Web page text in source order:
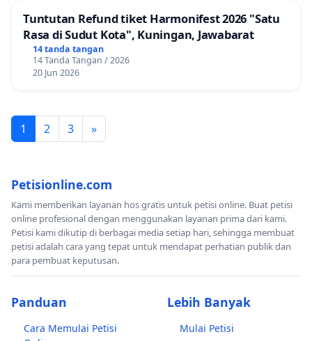
Tuntutan Refund tiket Harmonifest 2026 "Satu
Rasa di Sudut Kota", Kuningan, Jawabarat
14 tanda tangan
14 Tanda Tangan / 2026
20 Jun 2026
1 2 3 »
Petisionline.com
Kami memberikan layanan hos gratis untuk petisi online. Buat petisi
online profesional dengan menggunakan layanan prima dari kami.
Petisi kami dikutip di berbagai media setiap hari, sehingga membuat
petisi adalah cara yang tepat untuk mendapat perhatian publik dan
para pembuat keputusan.
Panduan
Cara Memulai Petisi
Lebih Banyak
Mulai Petisi